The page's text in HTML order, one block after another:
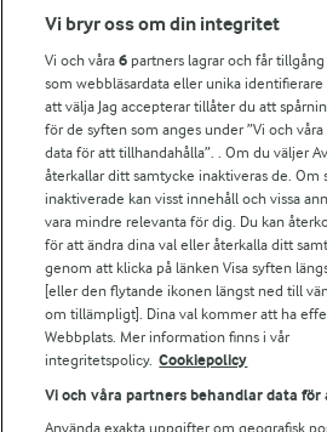
Fler Arlasajter
För ägare
Arlas kundportal
Arla.com
Falbygdens Ost
Arla webbshop
Bildbank
Följ oss
Vi bryr oss om din integritet
Vi och våra6 partners lagrar och får
som webbläsardata eller unika
att välja Jag accepterar tillåter du att
för de syften som anges under ”Vi och
data för att tillhandahålla”. . Om du väljer
återkallar ditt samtycke inaktiveras de. Om
inaktiverade kan visst innehåll och vissa
vara mindre relevanta för dig. Du kan
för att ändra dina val eller återkalla ditt
genom att klicka på länken Visa syften
[eller den flytande ikonen längst ned till
om tillämpligt]. Dina val kommer att ha
Webbplats. Mer information finns i vår
integritetspolicy. Cookiepolicy
Vi och våra partners behandlar data
Använda exakta uppgifter om geografisk